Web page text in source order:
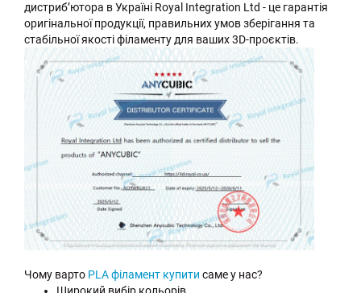
дистриб’ютора в Україні Royal Integration Ltd - це гарантія
оригінальної продукції, правильних умов зберігання та
стабільної якості філаменту для ваших 3D-проєктів.
Чому варто PLA філамент купити саме у нас?